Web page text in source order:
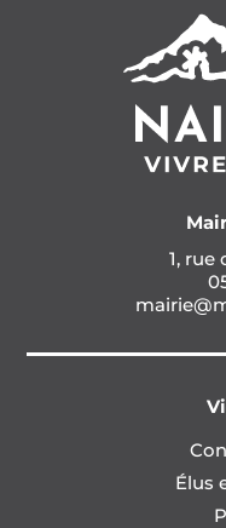
1, rue
Élus